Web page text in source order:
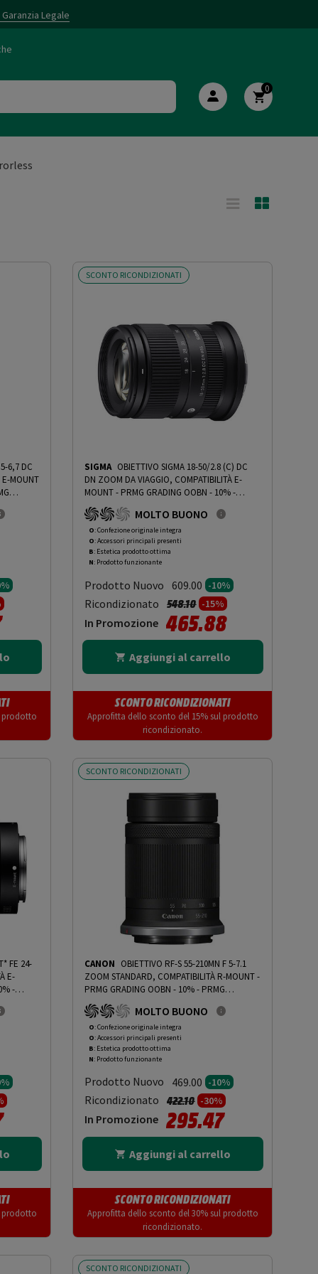
Legale
0
6,7 DC
E-MOUNT
da
prodotto
SCONTO RICONDIZIONATI
SIGMA OBIETTIVO SIGMA 18-50/2.8 (C) DC
DN ZOOM DA VIAGGIO, COMPATIBILITÀ E-
MOUNT - PRMG GRADING OOBN - 10%-
PRMG GRADING OOBN - 10%
MOLTO BUONO
O: Confezione originale integra
O: Accessori principali presenti
B: Estetica prodotto ottima
N: Prodotto funzionante
Prodotto Nuovo 609.00 -10%
Ricondizionato Prezzo ridotto da
548.10a-15%
In Promozione 465.88
Aggiungi al carrello
SCONTO RICONDIZIONATI
Approfitta dello sconto del 15% sul prodotto
ricondizionato.
FE 24-
E-
-
da
prodotto
SCONTO RICONDIZIONATI
CANON OBIETTIVO RF-S 55-210MN F 5-7.1
ZOOM STANDARD, COMPATIBILITÀ R-MOUNT -
PRMG GRADING OOBN - 10%- PRMG
GRADING OOBN - 10%
MOLTO BUONO
O: Confezione originale integra
O: Accessori principali presenti
B: Estetica prodotto ottima
N: Prodotto funzionante
Prodotto Nuovo 469.00 -10%
Ricondizionato Prezzo ridotto da
422.10a-30%
In Promozione 295.47
Aggiungi al carrello
SCONTO RICONDIZIONATI
Approfitta dello sconto del 30% sul prodotto
ricondizionato.
SCONTO RICONDIZIONATI